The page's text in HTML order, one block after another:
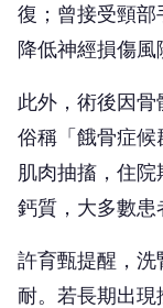
復；曾接受頸
降低神經損傷風
此外，術後因
俗稱「餓骨症
肌肉抽搐，住
鈣質，大多數患
許育甄提醒，
耐。若長期出